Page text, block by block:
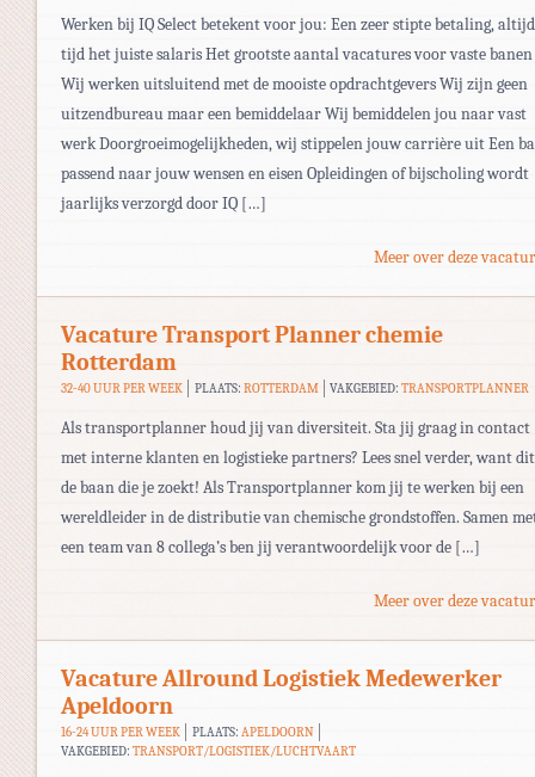
Werken bij IQ Select betekent voor jou: Een zeer stipte betaling,
tijd het juiste salaris Het grootste aantal vacatures voor vaste banen
Wij werken uitsluitend met de mooiste opdrachtgevers Wij zijn geen
uitzendbureau maar een bemiddelaar Wij bemiddelen jou naar vast
werk Doorgroeimogelijkheden, wij stippelen jouw carrière uit Een
passend naar jouw wensen en eisen Opleidingen of bijscholing wordt
jaarlijks verzorgd door IQ […]
Meer over deze
Vacature Transport Planner chemie
Rotterdam
32-40 UUR PER WEEK PLAATS: ROTTERDAM VAKGEBIED:TRANSPORTPLANNER
Als transportplanner houd jij van diversiteit. Sta jij graag in contact
met interne klanten en logistieke partners? Lees snel verder, want
de baan die je zoekt! Als Transportplanner kom jij te werken bij een
wereldleider in de distributie van chemische grondstoffen. Samen
een team van 8 collega’s ben jij verantwoordelijk voor de […]
Meer over deze
Vacature Allround Logistiek Medewerker
Apeldoorn
16-24 UUR PER WEEK PLAATS: APELDOORN
VAKGEBIED: TRANSPORT/LOGISTIEK/LUCHTVAART